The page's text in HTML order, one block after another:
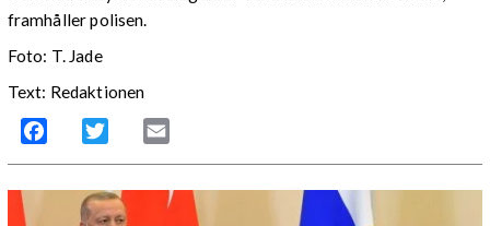
framhåller polisen.
Foto: T. Jade
Text: Redaktionen
Facebook Twitter